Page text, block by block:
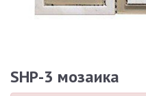
SHP-3 мозаика